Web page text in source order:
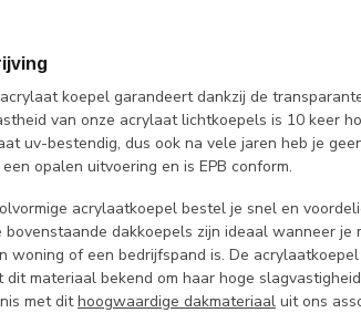
koepel garandeert dankzij de
van onze acrylaat lichtkoepels is 10 keer
uv-bestendig, dus ook na vele jaren heb je
opalen uitvoering en is EPB conform.
acrylaatkoepel bestel je snel en
bovenstaande dakkoepels zijn ideaal wanneer
woning of een bedrijfspand is. De
materiaal bekend om haar hoge
met dithoogwaardige dakmateriaal uit ons